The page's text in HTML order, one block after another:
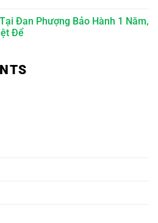
Đan Phượng Bảo Hành 1 Năm,
Để